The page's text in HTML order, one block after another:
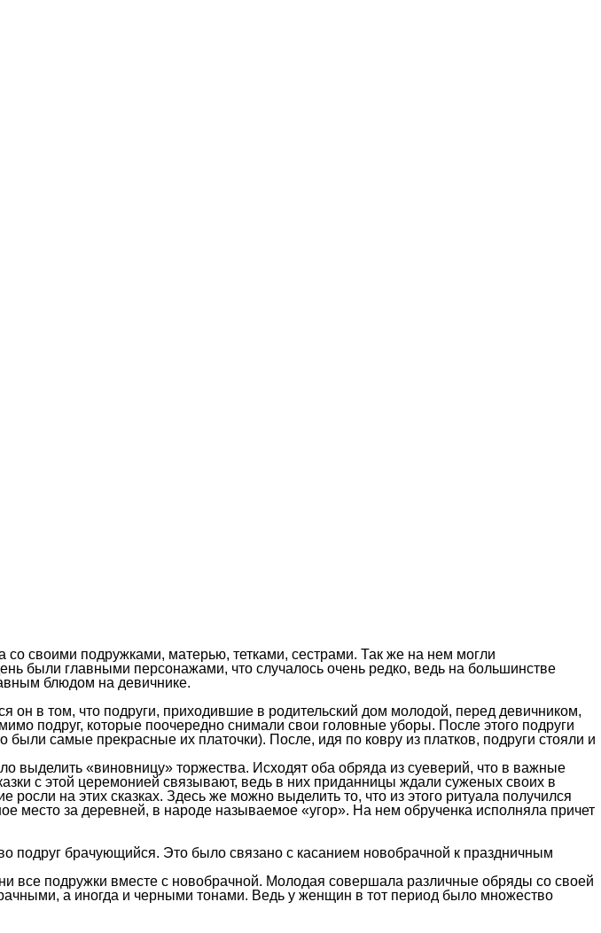
своими подружками, матерью, тетками, сестрами. Так же на нем могли
были главными персонажами, что случалось очень редко, ведь на большинстве
блюдом на девичнике.
он в том, что подруги, приходившие в родительский дом молодой, перед девичником,
подруг, которые поочередно снимали свои головные уборы. После этого подруги
самые прекрасные их платочки). После, идя по ковру из платков, подруги стояли и
выделить «виновницу» торжества. Исходят оба обряда из суеверий, что в важные
с этой церемонией связывают, ведь в них приданницы ждали суженых своих в
на этих сказках. Здесь же можно выделить то, что из этого ритуала получился
место за деревней, в народе называемое «угор». На нем обрученка исполняла причет
подруг брачующийся. Это было связано с касанием новобрачной к праздничным
все подружки вместе с новобрачной. Молодая совершала различные обряды со своей
а иногда и черными тонами. Ведь у женщин в тот период было множество